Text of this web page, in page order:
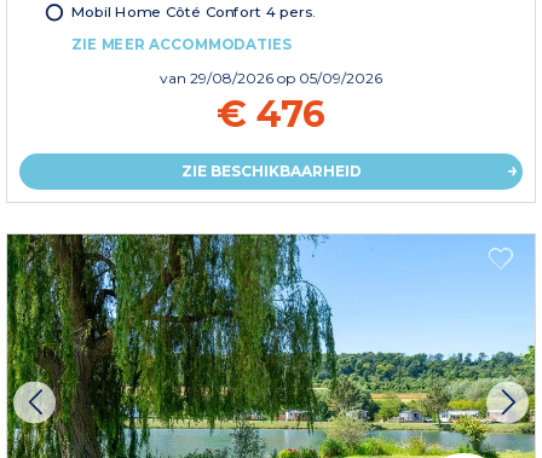
Mobil Home Côté Confort 4 pers.
ZIE MEER ACCOMMODATIES
van 29/08/2026 op 05/09/2026
€ 476
ZIE BESCHIKBAARHEID